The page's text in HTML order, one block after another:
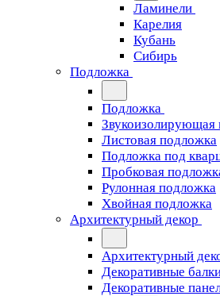
Ламинели
Карелия
Кубань
Сибирь
Подложка
Подложка
Звукоизолирующая
Листовая подложка
Подложка под
Пробковая
Рулонная подложка
Хвойная подложка
Архитектурный декор
Архитектурный
Декоративные
Декоративные